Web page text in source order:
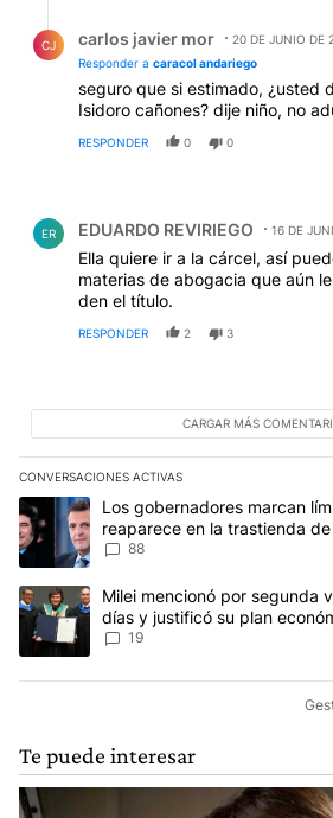
CJ carlos javier mor
20 DE JUNIO DE
Responder a caracol andariego
seguro que si estimado, ¿usted
Isidoro cañones? dije niño, no
RESPONDER 0 0
ER EDUARDO REVIRIEGO 16 DE
Ella quiere ir a la cárcel, así
materias de abogacia que aún
den el título.
RESPONDER 2 3
CARGAR MÁS
CONVERSACIONES ACTIVAS
Este listado muestra los artículos con
Un artículo de tendencia con el título
Los gobernadores marcan
reaparece en la trastienda
88
Un artículo de tendencia con el título
Milei mencionó por segunda
días y justificó su plan
escenario posible”
19